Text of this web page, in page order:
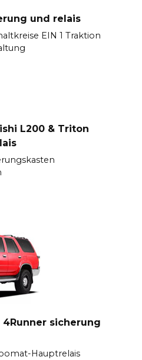
und relais
EIN 1 Traktion
L200 & Triton
4Runner sicherung
Hauptrelais